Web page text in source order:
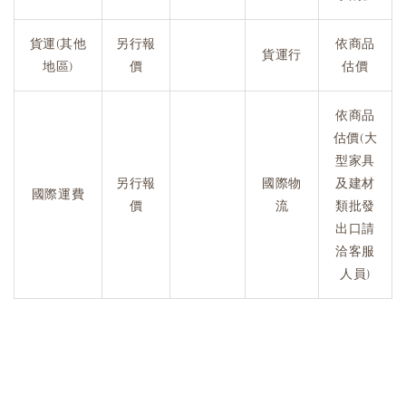
貨運(其他
地區)
另行報
價
貨運行
依商品
估價
國際運費
另行報
價
國際物
流
依商品
估價(大
型家具
及建材
類批發
出口請
洽客服
人員)